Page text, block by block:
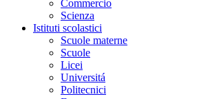
Commercio
Scienza
Istituti scolastici
Scuole materne
Scuole
Licei
Universitá
Politecnici